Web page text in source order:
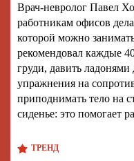
Врач-невролог Павел
работникам офисов
которой можно
рекомендовал каждые
груди, давить
упражнения на
приподнимать тело на
сиденье: это помогает
ТРЕНД